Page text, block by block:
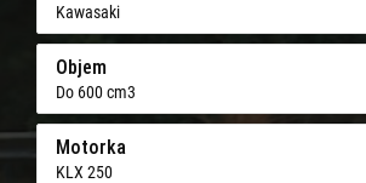
Kawasaki
Objem
Do 600 cm3
Motorka
KLX 250